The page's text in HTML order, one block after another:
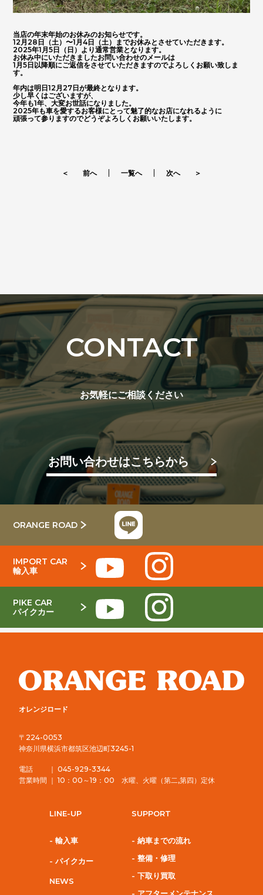
当店の年末年始のお休みのお知らせです。
12月28日（土）〜1月4日（土）までお休みとさせていただきます。
2025年1月5日（日）より通常営業となります。
お休み中にいただきましたお問い合わせのメールは
1月5日以降順にご返信をさせていただきますのでよろしくお願い致しま
す。
年内は明日12月27日が最終となります。
少し早くはございますが、
今年も1年、大変お世話になりました。
2025年も車を愛するお客様にとって魅了的なお店になれるように
頑張って参りますのでどうぞよろしくお願いいたします。
＜ 前へ 一覧へ 次へ ＞
CONTACT
お気軽にご相談ください
お問い合わせはこちらから
ORANGE ROAD
IMPORT CAR
輸入車
PIKE CAR
パイクカー
オレンジロード
〒224-0053
神奈川県横浜市都筑区池辺町3245-1
電話 ｜ 045-929-3344
営業時間 ｜ 10：00～19：00 水曜、火曜（第二,第四）定休
LINE-UP
- 輸入車
- パイクカー
NEWS
SUPPORT
- 納車までの流れ
- 整備・修理
- 下取り買取
- アフターメンテナンス